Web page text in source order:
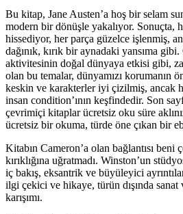
Bu kitap, Jane Austen’a hoş bir selam
modern bir dönüşle yakalıyor. Sonuçta,
hissediyor, her parça güzelce işlenmiş,
dağınık, kırık bir aynadaki yansıma
aktivitesinin doğal dünyaya etkisi gibi,
olan bu temalar, dünyamızı korumanın
keskin ve karakterler iyi çizilmiş, ancak
insan condition’ının keşfindedir. Son
çevrimiçi kitaplar ücretsiz oku süre
ücretsiz bir okuma, türde öne çıkan bir
Kitabın Cameron’a olan bağlantısı beni
kırıklığına uğratmadı. Winston’un
iç bakış, eksantrik ve büyüleyici
ilgi çekici ve hikaye, türün dışında sanat
karışımı.